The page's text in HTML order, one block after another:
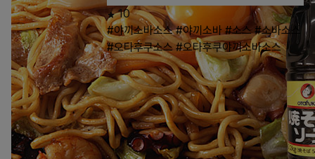
10
#야끼소바소스 #야끼소바 #소스 #소바소스
#오타후쿠소스 #오타후쿠야끼소바소스